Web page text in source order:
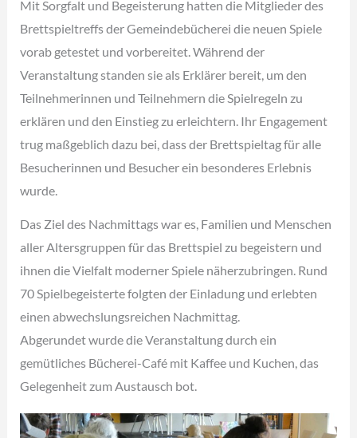
Mit Sorgfalt und Begeisterung hatten die Mitglieder des
Brettspieltreffs der Gemeindebücherei die neuen Spiele
vorab getestet und vorbereitet. Während der
Veranstaltung standen sie als Erklärer bereit, um den
Teilnehmerinnen und Teilnehmern die Spielregeln zu
erklären und den Einstieg zu erleichtern. Ihr Engagement
trug maßgeblich dazu bei, dass der Brettspieltag für alle
Besucherinnen und Besucher ein besonderes Erlebnis
wurde.
Das Ziel des Nachmittags war es, Familien und Menschen
aller Altersgruppen für das Brettspiel zu begeistern und
ihnen die Vielfalt moderner Spiele näherzubringen. Rund
70 Spielbegeisterte folgten der Einladung und erlebten
einen abwechslungsreichen Nachmittag.
Abgerundet wurde die Veranstaltung durch ein
gemütliches Bücherei-Café mit Kaffee und Kuchen, das
Gelegenheit zum Austausch bot.